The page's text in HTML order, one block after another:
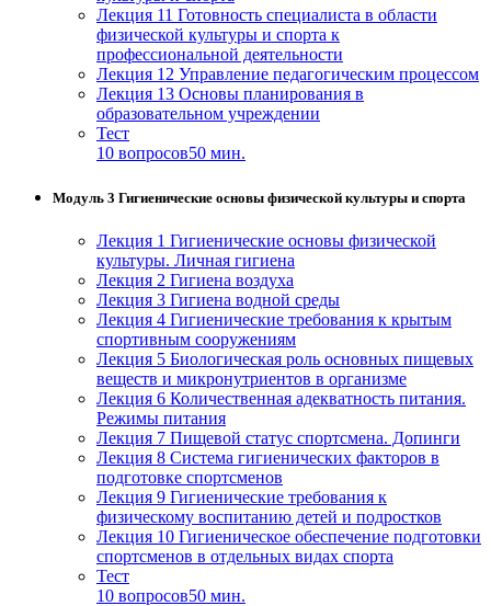
Изобразительное и прикладные виды
искусств
Средства массовой информации и
информативно-библиотечное дело
Подготовка к периодической
аккредитации
Основные Услуги
Дополнительные Услуги
Лекция 11 Готовность специалиста в области
физической культуры и спорта к
профессиональной деятельности
Лекция 12 Управление педагогическим процессом
Лекция 13 Основы планирования в
образовательном учреждении
Тест
10 вопросов50 мин.
Модуль 3 Гигиенические основы физической культуры и спорта
Лекция 1 Гигиенические основы физической
культуры. Личная гигиена
Лекция 2 Гигиена воздуха
Лекция 3 Гигиена водной среды
Лекция 4 Гигиенические требования к крытым
спортивным сооружениям
Лекция 5 Биологическая роль основных пищевых
веществ и микронутриентов в организме
Лекция 6 Количественная адекватность питания.
Режимы питания
Лекция 7 Пищевой статус спортсмена. Допинги
Лекция 8 Система гигиенических факторов в
подготовке спортсменов
Лекция 9 Гигиенические требования к
физическому воспитанию детей и подростков
Лекция 10 Гигиеническое обеспечение подготовки
спортсменов в отдельных видах спорта
Тест
10 вопросов50 мин.